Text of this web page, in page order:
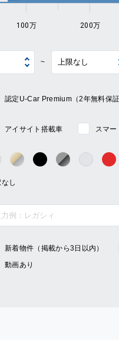
100万 200万
~
認定U-Car Premium（2年無料保証
アイサイト搭載車 スマ
ホワイト系ゴールド・シルバー系
ブラック系ガンメタ系グレー系
新着物件（掲載から3日以内）
動画あり